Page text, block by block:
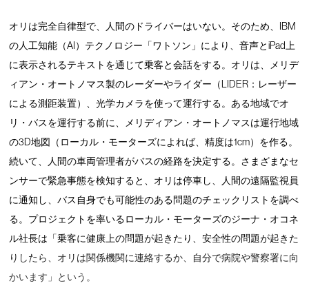
オリは完全自律型で、人間のドライバーはいない。そのため、IBM
の人工知能（AI）テクノロジー「ワトソン」により、音声とiPad上
に表示されるテキストを通じて乗客と会話をする。オリは、メリデ
ィアン・オートノマス製のレーダーやライダー（LIDER：レーザー
による測距装置）、光学カメラを使って運行する。ある地域でオ
リ・バスを運行する前に、メリディアン・オートノマスは運行地域
の3D地図（ローカル・モーターズによれば、精度は1cm）を作る。
続いて、人間の車両管理者がバスの経路を決定する。さまざまなセ
ンサーで緊急事態を検知すると、オリは停車し、人間の遠隔監視員
に通知し、バス自身でも可能性のある問題のチェックリストを調べ
る。プロジェクトを率いるローカル・モーターズのジーナ・オコネ
ル社長は「乗客に健康上の問題が起きたり、安全性の問題が起きた
りしたら、オリは関係機関に連絡するか、自分で病院や警察署に向
かいます」という。